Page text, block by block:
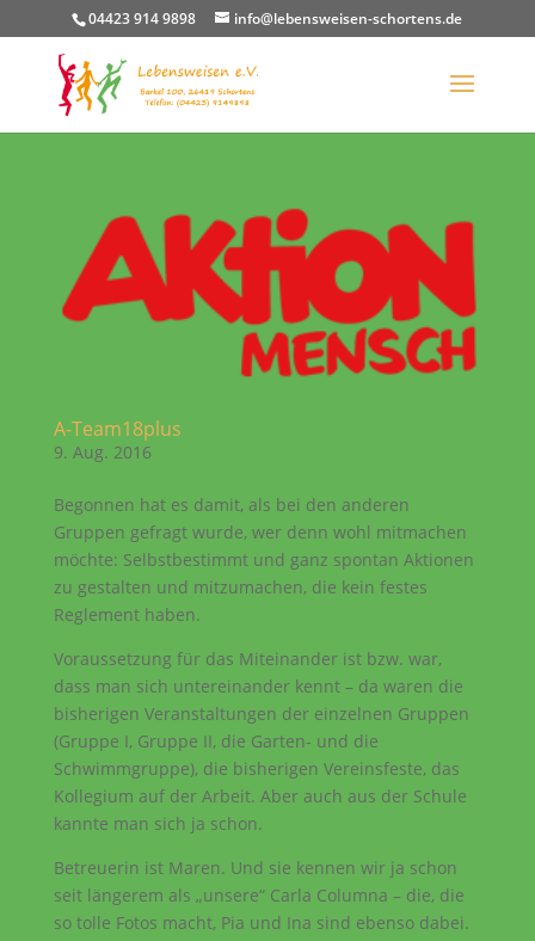
04423 914 9898 info@lebensweisen-schortens.de
A-Team18plus
9. Aug. 2016
Begonnen hat es damit, als bei den anderen
Gruppen gefragt wurde, wer denn wohl mitmachen
möchte: Selbstbestimmt und ganz spontan Aktionen
zu gestalten und mitzumachen, die kein festes
Reglement haben.
Voraussetzung für das Miteinander ist bzw. war,
dass man sich untereinander kennt – da waren die
bisherigen Veranstaltungen der einzelnen Gruppen
(Gruppe I, Gruppe II, die Garten- und die
Schwimmgruppe), die bisherigen Vereinsfeste, das
Kollegium auf der Arbeit. Aber auch aus der Schule
kannte man sich ja schon.
Betreuerin ist Maren. Und sie kennen wir ja schon
seit längerem als „unsere“ Carla Columna – die, die
so tolle Fotos macht, Pia und Ina sind ebenso dabei.